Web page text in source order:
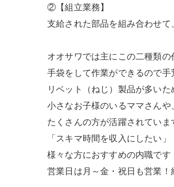
②【組立業務】
支給された部品を組み合わせて
オオサワでは主にこの二種類の
手袋をして作業ができるので手
リベット（ねじ）製品が多い
小さなお子様のいるママさん
たくさんの方が活躍されていま
「スキマ時間を収入にしたい
様々な方におすすめの内職です
営業日は月～金・祝日も営業